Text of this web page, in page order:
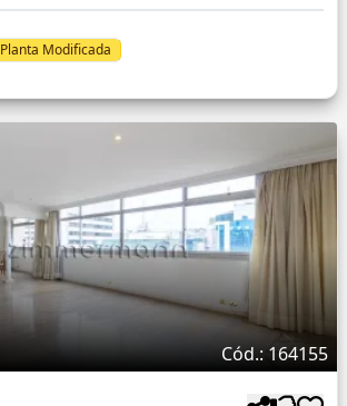
Planta Modificada
Cód.: 164155